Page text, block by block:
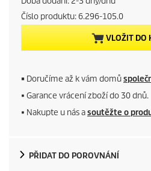
e
n
p
r
d
r
u
n
Číslo produktu:6.296-105.0
VLOŽIT DO
■ Doručíme až k vám domů
■ Garance vrácení zboží do 30 dnů.
■ Nakupte u nás asoutěžte o
PŘIDAT DO POROVNÁNÍ